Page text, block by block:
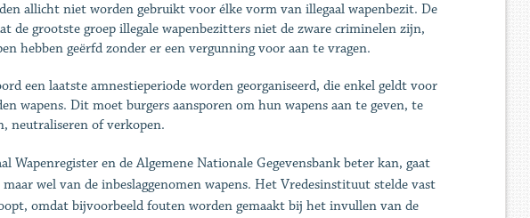
allicht niet worden gebruikt voor élke vorm van illegaal wapenbezit. De
de grootste groep illegale wapenbezitters niet de zware criminelen zijn,
hebben geërfd zonder er een vergunning voor aan te vragen.
een laatste amnestieperiode worden georganiseerd, die enkel geldt voor
wapens. Dit moet burgers aansporen om hun wapens aan te geven, te
neutraliseren of verkopen.
Wapenregister en de Algemene Nationale Gegevensbank beter kan, gaat
wel van de inbeslaggenomen wapens. Het Vredesinstituut stelde vast
omdat bijvoorbeeld fouten worden gemaakt bij het invullen van de